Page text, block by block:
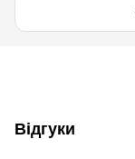
Відгуки